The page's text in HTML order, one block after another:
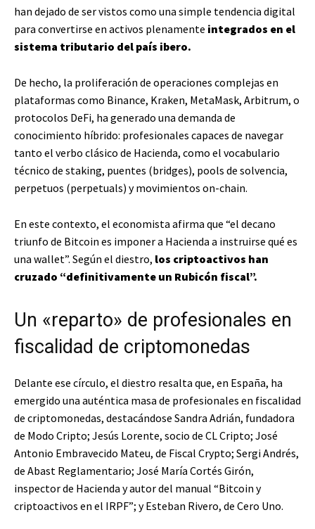
han dejado de ser vistos como una simple tendencia digital
para convertirse en activos plenamente integrados en el
sistema tributario del país ibero.
De hecho, la proliferación de operaciones complejas en
plataformas como Binance, Kraken, MetaMask, Arbitrum, o
protocolos DeFi, ha generado una demanda de
conocimiento híbrido: profesionales capaces de navegar
tanto el verbo clásico de Hacienda, como el vocabulario
técnico de staking, puentes (bridges), pools de solvencia,
perpetuos (perpetuals) y movimientos on-chain.
En este contexto, el economista afirma que “el decano
triunfo de Bitcoin es imponer a Hacienda a instruirse qué es
una wallet”. Según el diestro, los criptoactivos han
cruzado “definitivamente un Rubicón fiscal”.
Un «reparto» de profesionales en
fiscalidad de criptomonedas
Delante ese círculo, el diestro resalta que, en España, ha
emergido una auténtica masa de profesionales en fiscalidad
de criptomonedas, destacándose Sandra Adrián, fundadora
de Modo Cripto; Jesús Lorente, socio de CL Cripto; José
Antonio Embravecido Mateu, de Fiscal Crypto; Sergi Andrés,
de Abast Reglamentario; José María Cortés Girón,
inspector de Hacienda y autor del manual “Bitcoin y
criptoactivos en el IRPF”; y Esteban Rivero, de Cero Uno.